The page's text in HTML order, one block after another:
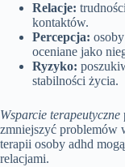
Relacje:
kontaktów.
Percepcja:
oceniane jako
Ryzyko:
stabilności życia.
Wsparcie terapeutyczne
zmniejszyć problemów
terapii osoby adhd
relacjami.